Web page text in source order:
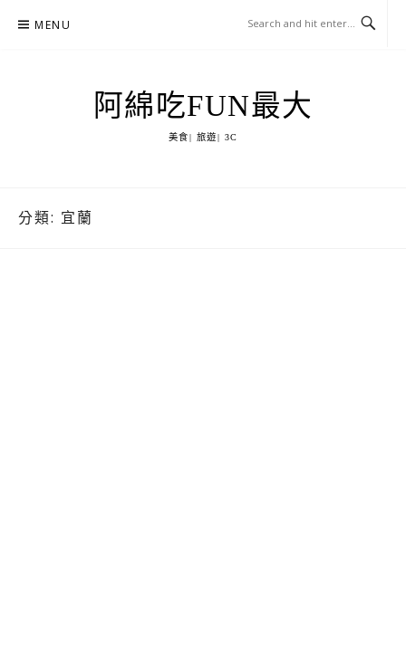
MENU
阿綿吃FUN最大
美食| 旅遊| 3C
分類: 宜蘭